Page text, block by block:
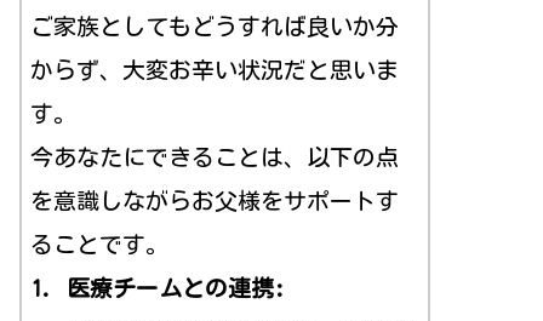
ご家族としてもどうすれば良いか分
からず、大変お辛い状況だと思いま
す。
今あなたにできることは、以下の点
を意識しながらお父様をサポートす
ることです。
1. 医療チームとの連携: